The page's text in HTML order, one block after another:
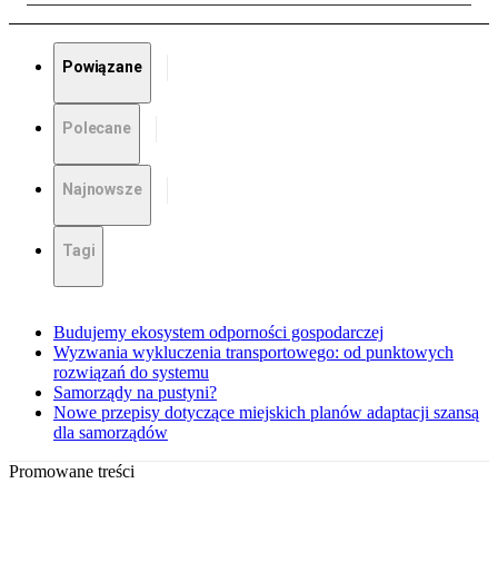
Powiązane
Polecane
Najnowsze
Tagi
Budujemy ekosystem odporności gospodarczej
Wyzwania wykluczenia transportowego: od punktowych
rozwiązań do systemu
Samorządy na pustyni?
Nowe przepisy dotyczące miejskich planów adaptacji szansą
dla samorządów
Promowane treści